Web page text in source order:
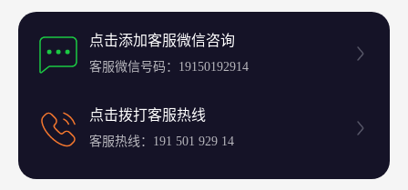
点击添加客服微信咨询
客服微信号码：19150192914
点击拨打客服热线
客服热线：191 501 929 14